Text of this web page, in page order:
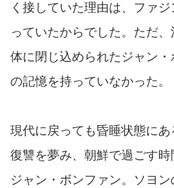
く接していた理由は、ファ
っていたからでした。ただ
体に閉じ込められたジャン
の記憶を持っていなかった。
現代に戻っても昏睡状態に
復讐を夢み、朝鮮で過ごす
ジャン・ボンファン。ソヨ